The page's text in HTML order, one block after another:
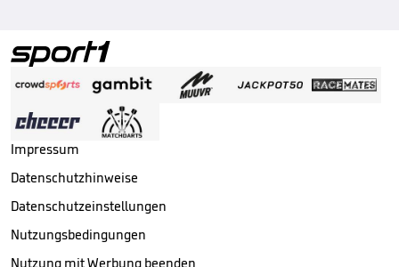
Impressum
Datenschutzhinweise
Datenschutzeinstellungen
Nutzungsbedingungen
Nutzung mit Werbung beenden